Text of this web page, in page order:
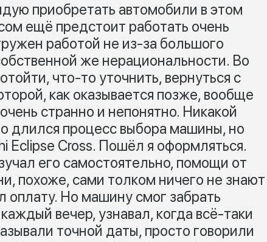
приобретать автомобили в этом
ещё предстоит работать очень
работой не из-за большого
же нерациональности. Во
что-то уточнить, вернуться с
как оказывается позже, вообще
странно и непонятно. Никакой
длился процесс выбора машины, но
Eclipse Cross. Пошёл я оформляться.
его самостоятельно, помощи от
похоже, сами толком ничего не знают
оплату. Но машину смог забрать
вечер, узнавал, когда всё-таки
точной даты, просто говорили